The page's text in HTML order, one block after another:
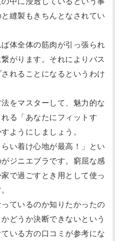
縫製もきちんとなされてい
体全体の筋肉が引っ張られ
がります。それによりバス
れることになるというわけ
をマスターして、魅力的な
る「あなたにフィットす
ようにしましょう。
い着け心地が最高！」とい
ジニエブラです。窮屈な感
で過ごすとき用として使っ
ているのか知りたかったの
どうか決断できないという
いる方の口コミが参考にな